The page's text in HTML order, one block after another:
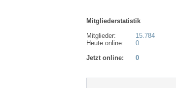
Mitgliederstatistik
Mitglieder:
Heute online:
15.784
0
Jetzt online:
0